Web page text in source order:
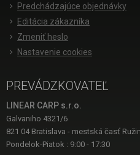
Predchádzajúce objednávky
Editácia zákazníka
Zmeniť heslo
Nastavenie cookies
PREVÁDZKOVATEĽ
LINEAR CARP s.r.o.
Galvaniho 4321/6
821 04 Bratislava - mestská časť
Pondelok-Piatok : 9:00 - 17:30